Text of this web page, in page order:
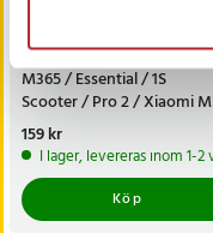
Stänkskyddskit Xiaomi
M365 / Essential / 1S
Scooter / Pro 2 / Xiaomi
Electric Scooter 3
Pris:159 kr
159 kr
I lager, levereras inom 1-2
Köp